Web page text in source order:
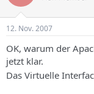
12. Nov. 2007
OK, warum der
jetzt klar.
Das Virtuelle